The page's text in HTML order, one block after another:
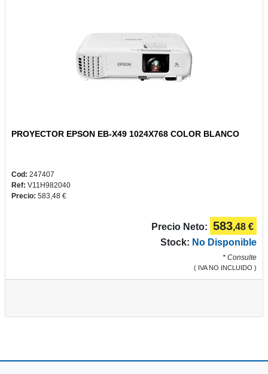
PROYECTOR EPSON EB-X49 1024X768 COLOR BLANCO
Cod: 247407
Ref: V11H982040
Precio: 583,48 €
Precio Neto: 583,48 €
Stock: No Disponible
* Consulte
( IVA NO INCLUIDO )